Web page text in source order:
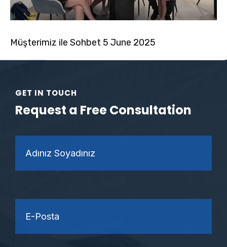
Müşterimiz ile Sohbet 5 June 2025
GET IN TOUCH
Request a Free Consultation